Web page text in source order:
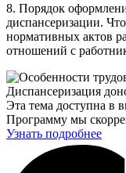
8. Порядок
диспансеризации.
нормативных актов
отношений с
Эта тема доступна в
Программу мы
Узнать подробнее